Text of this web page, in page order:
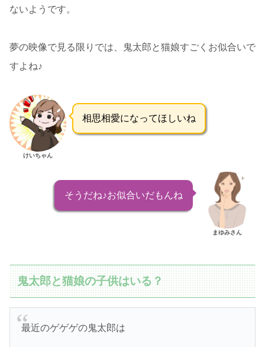
ないようです。
夢の映像で見る限りでは、鬼太郎と猫娘すごくお似合いで
すよね♪
けいちゃん
相思相愛になってほしいね
そうだね♪お似合いだもんね
まゆみさん
鬼太郎と猫娘の子供はいる？
最近のゲゲゲの鬼太郎は